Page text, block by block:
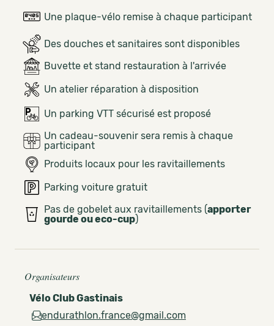
Une plaque-vélo remise à chaque participant
Des douches et sanitaires sont disponibles
Buvette et stand restauration à l'arrivée
Un atelier réparation à disposition
Un parking VTT sécurisé est proposé
Un cadeau-souvenir sera remis à chaque
participant
Produits locaux pour les ravitaillements
Parking voiture gratuit
Pas de gobelet aux ravitaillements (apporter
gourde ou eco-cup)
Organisateurs
Vélo Club Gastinais
endurathlon.france@gmail.com